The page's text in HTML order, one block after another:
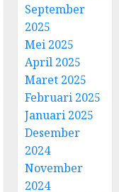
September
2025
Mei 2025
April 2025
Maret 2025
Februari 2025
Januari 2025
Desember
2024
November
2024